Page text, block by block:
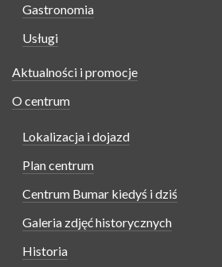
Gastronomia
Usługi
Aktualności i promocje
O centrum
Lokalizacja i dojazd
Plan centrum
Centrum Bumar kiedyś i dziś
Galeria zdjęć historycznych
Historia